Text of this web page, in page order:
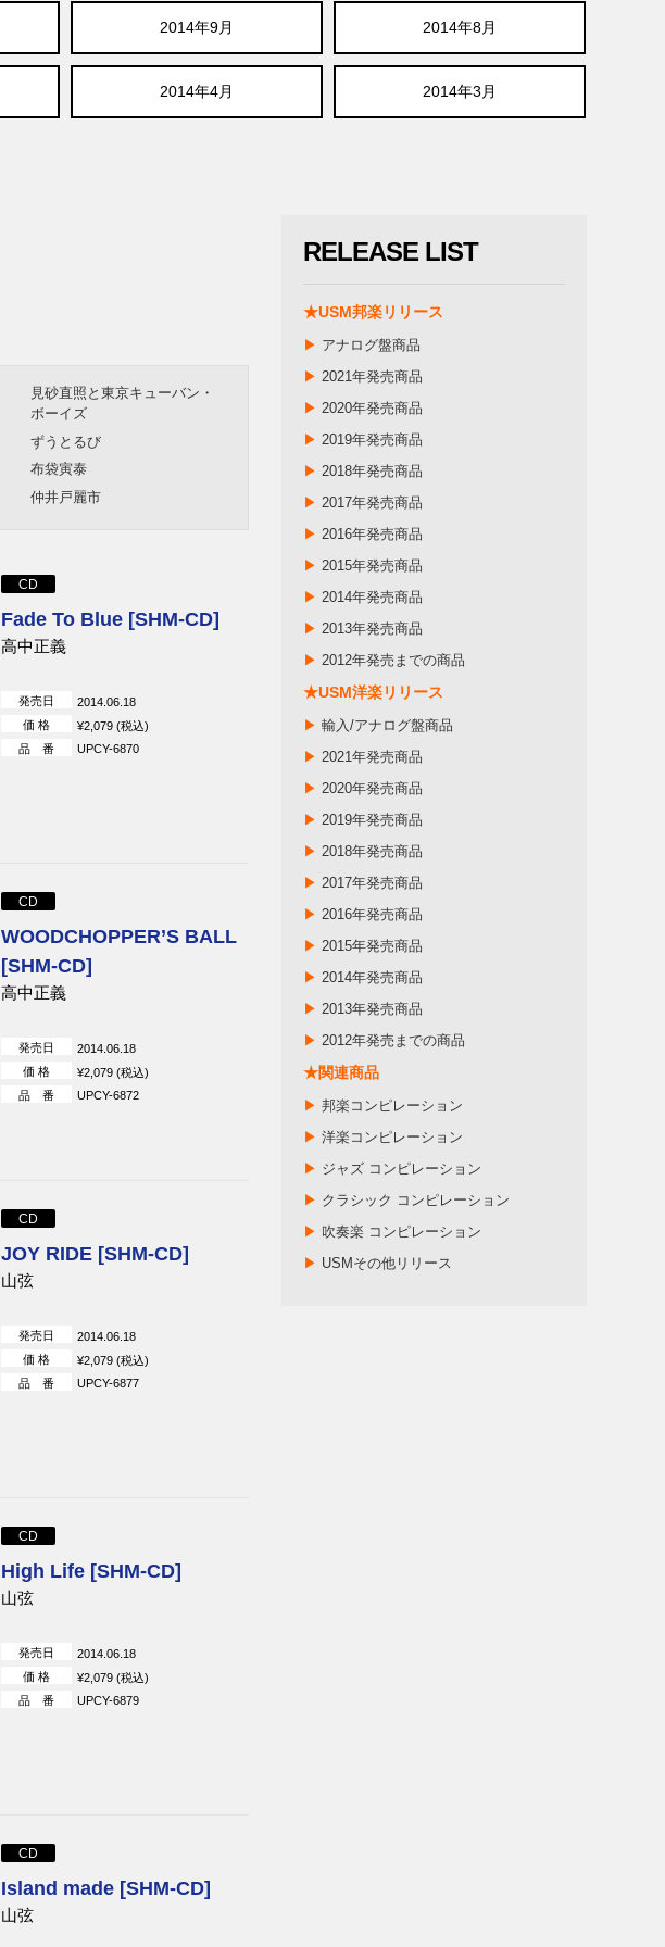
2014年9月 2014年8月
2014年4月 2014年3月
見砂直照と東京キューバン・
ボーイズ
ずうとるび
布袋寅泰
仲井戸麗市
SEX MACHINEGUNS
黒夢
CD
Fade To Blue [SHM-CD]
高中正義
発売日
2014.06.18
価 格
¥2,079 (税込)
品 番
UPCY-6870
CD
WOODCHOPPER’S BALL
[SHM-CD]
高中正義
発売日
2014.06.18
価 格
¥2,079 (税込)
品 番
UPCY-6872
CD
JOY RIDE [SHM-CD]
山弦
発売日
2014.06.18
価 格
¥2,079 (税込)
品 番
UPCY-6877
CD
High Life [SHM-CD]
山弦
発売日
2014.06.18
価 格
¥2,079 (税込)
品 番
UPCY-6879
CD
Island made [SHM-CD]
山弦
RELEASE LIST
★USM邦楽リリース
▶ アナログ盤商品
▶ 2021年発売商品
▶ 2020年発売商品
▶ 2019年発売商品
▶ 2018年発売商品
▶ 2017年発売商品
▶ 2016年発売商品
▶ 2015年発売商品
▶ 2014年発売商品
▶ 2013年発売商品
▶ 2012年発売までの商品
★USM洋楽リリース
▶ 輸入/アナログ盤商品
▶ 2021年発売商品
▶ 2020年発売商品
▶ 2019年発売商品
▶ 2018年発売商品
▶ 2017年発売商品
▶ 2016年発売商品
▶ 2015年発売商品
▶2014年発売商品
▶ 2013年発売商品
▶ 2012年発売までの商品
★関連商品
▶ 邦楽コンピレーション
▶ 洋楽コンピレーション
▶ ジャズ コンピレーション
▶ クラシック コンピレーション
▶ 吹奏楽 コンピレーション
▶ USMその他リリース